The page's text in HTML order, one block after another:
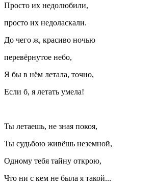
Просто их недолюбили,
просто их недоласкали.
До чего ж, красиво ночью
перевёрнутое небо,
Я бы в нём летала, точно,
Если б, я летать умела!
Ты летаешь, не зная покоя,
Ты судьбою живёшь неземной,
Одному тебя тайну открою,
Что ни с кем не была я такой...